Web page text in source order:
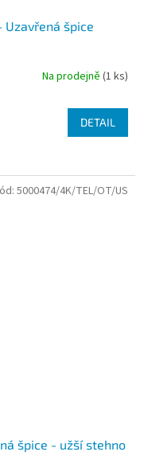
Uzavřená špice
Na prodejně (1 ks)
DETAIL
špice - užší stehno
5000474/4K/TEL/OT/US